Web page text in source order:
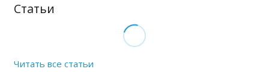
Статьи
Читать все статьи